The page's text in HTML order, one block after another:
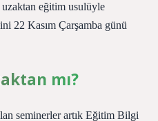
eğitim usulüyle
22 Kasım Çarşamba günü
mı?
seminerler artık Eğitim Bilgi